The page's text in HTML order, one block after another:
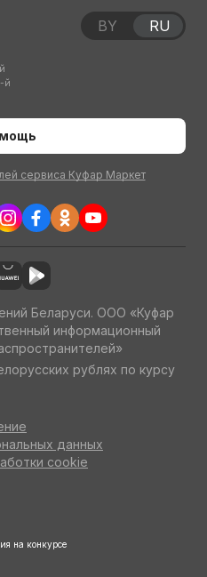
й
сервиса Куфар Маркет
BY RU
Беларуси. ООО «Куфар
информационный
рублях по курсу
данных
cookie
на конкурсе